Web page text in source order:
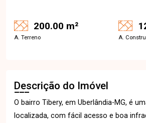
200.00 m²
A. Terreno A.
Descrição do Imóvel
O bairro Tibery, em Uberlândia-MG, é
localizada, com fácil acesso e boa